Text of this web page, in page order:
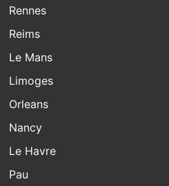
Rennes
Reims
Le Mans
Limoges
Orleans
Nancy
Le Havre
Pau